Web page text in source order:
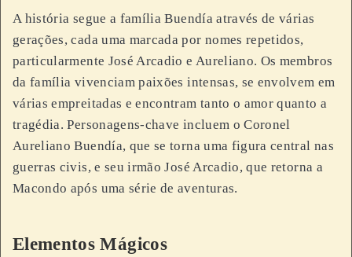
A história segue a família Buendía através de várias
gerações, cada uma marcada por nomes repetidos,
particularmente José Arcadio e Aureliano. Os membros
da família vivenciam paixões intensas, se envolvem em
várias empreitadas e encontram tanto o amor quanto a
tragédia. Personagens-chave incluem o Coronel
Aureliano Buendía, que se torna uma figura central nas
guerras civis, e seu irmão José Arcadio, que retorna a
Macondo após uma série de aventuras.
Elementos Mágicos